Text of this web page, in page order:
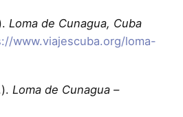
Loma de Cunagua, Cuba
www.viajescuba.org/loma-
Loma de Cunagua –